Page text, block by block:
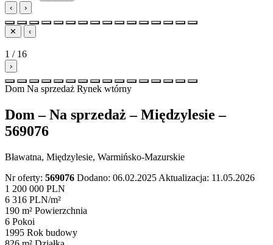
‹
›
✕ ‹
1 / 16
›
Dom Na sprzedaż Rynek wtórny
Dom – Na sprzedaż – Międzylesie –
569076
Bławatna, Międzylesie, Warmińsko-Mazurskie
Nr oferty: 569076 Dodano: 06.02.2025 Aktualizacja: 11.05.2026
1 200 000 PLN
6 316 PLN/m²
190 m² Powierzchnia
6 Pokoi
1995 Rok budowy